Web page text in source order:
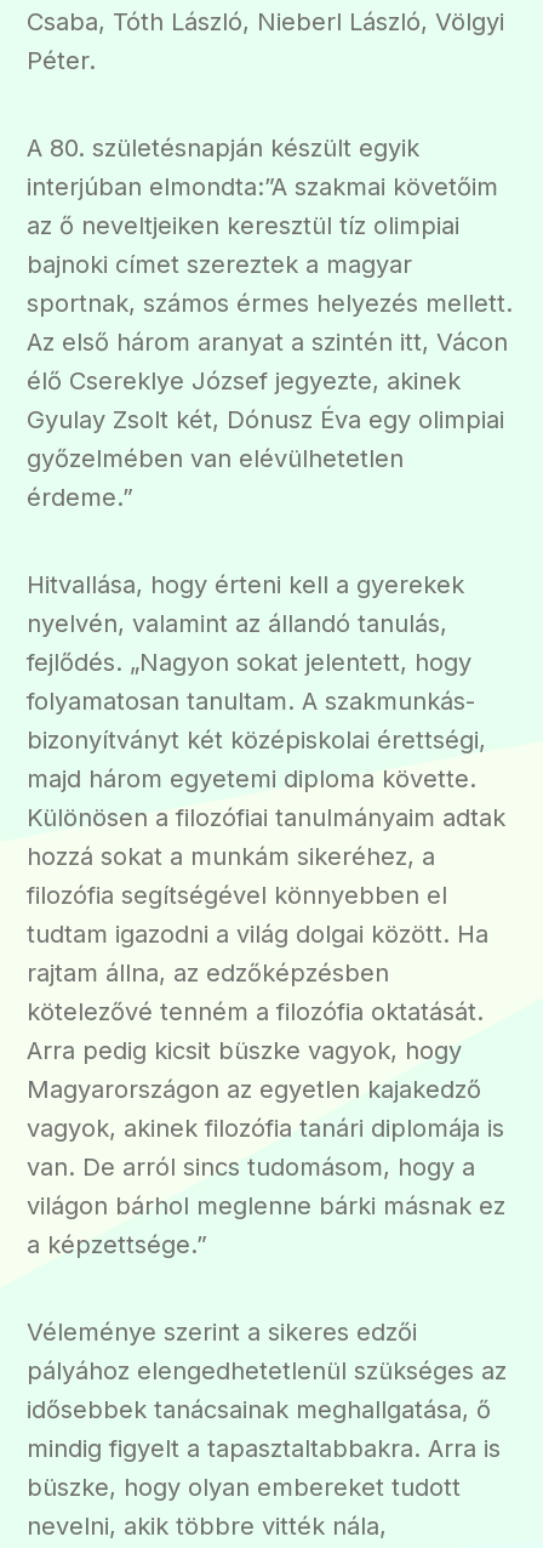
Csaba, Tóth László, Nieberl László, Völgyi
Péter.
A 80. születésnapján készült egyik
interjúban elmondta:”A szakmai követőim
az ő neveltjeiken keresztül tíz olimpiai
bajnoki címet szereztek a magyar
sportnak, számos érmes helyezés mellett.
Az első három aranyat a szintén itt, Vácon
élő Csereklye József jegyezte, akinek
Gyulay Zsolt két, Dónusz Éva egy olimpiai
győzelmében van elévülhetetlen
érdeme.”
Hitvallása, hogy érteni kell a gyerekek
nyelvén, valamint az állandó tanulás,
fejlődés. „Nagyon sokat jelentett, hogy
folyamatosan tanultam. A szakmunkás-
bizonyítványt két középiskolai érettségi,
majd három egyetemi diploma követte.
Különösen a filozófiai tanulmányaim adtak
hozzá sokat a munkám sikeréhez, a
filozófia segítségével könnyebben el
tudtam igazodni a világ dolgai között. Ha
rajtam állna, az edzőképzésben
kötelezővé tenném a filozófia oktatását.
Arra pedig kicsit büszke vagyok, hogy
Magyarországon az egyetlen kajakedző
vagyok, akinek filozófia tanári diplomája is
van. De arról sincs tudomásom, hogy a
világon bárhol meglenne bárki másnak ez
a képzettsége.”
Véleménye szerint a sikeres edzői
pályához elengedhetetlenül szükséges az
idősebbek tanácsainak meghallgatása, ő
mindig figyelt a tapasztaltabbakra. Arra is
büszke, hogy olyan embereket tudott
nevelni, akik többre vitték nála,